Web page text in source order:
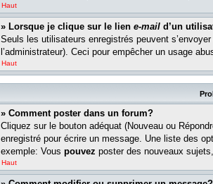
Haut
» Lorsque je clique sur le lien e-mail d’un
Seuls les utilisateurs enregistrés peuvent
l’administrateur). Ceci pour empêcher un usage
Haut
» Comment poster dans un forum?
Cliquez sur le bouton adéquat (Nouveau ou
enregistré pour écrire un message. Une liste des
exemple: Vous pouvez poster des nouveaux
Haut